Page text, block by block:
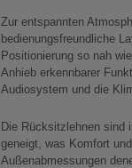
Zur entspannten
bedienungsfreundliche
Positionierung so nah
Anhieb erkennbarer
Audiosystem und die
Die Rücksitzlehnen sind
geneigt, was Komfort
Außenabmessungen